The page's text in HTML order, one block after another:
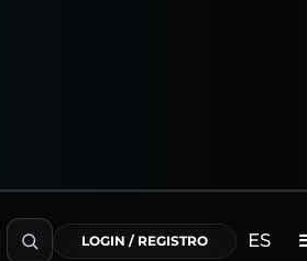
LOGIN / REGISTRO ES